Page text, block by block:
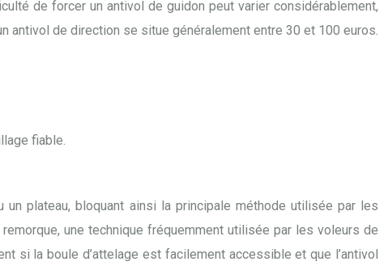
de forcer un antivol de guidon peut varier considérablement,
antivol de direction se situe généralement entre 30 et 100 euros.
fiable.
un plateau, bloquant ainsi la principale méthode utilisée par les
une technique fréquemment utilisée par les voleurs de
si la boule d’attelage est facilement accessible et que l’antivol